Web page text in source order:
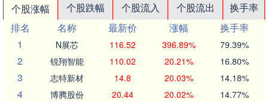
个股涨幅 个股跌幅 个股流入 个股流出
换手率
排名
名称 最新价 涨幅
换手率
1
N展芯 116.52 396.89% 79.39%
2 锐翔智能 110.02 20.21% 16.80%
3 志特新材 14.8 20.03% 14.18%
4 博腾股份 20.44 20.02% 14.77%